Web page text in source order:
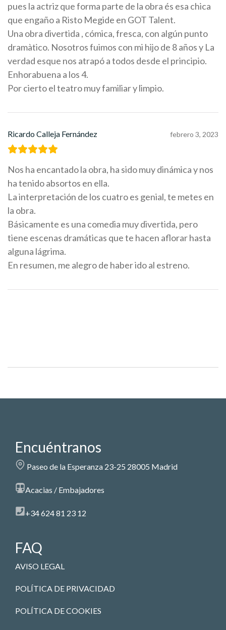
pues la actriz que forma parte de la obra és esa chica
que engaño a Risto Megide en GOT Talent.
Una obra divertida , cómica, fresca, con algún punto
dramàtico. Nosotros fuimos con mi hijo de 8 años y La
verdad esque nos atrapó a todos desde el principio.
Enhorabuena a los 4.
Por cierto el teatro muy familiar y limpio.
Ricardo Calleja Fernández febrero 3, 2023
Nos ha encantado la obra, ha sido muy dinámica y nos
ha tenido absortos en ella.
La interpretación de los cuatro es genial, te metes en
la obra.
Básicamente es una comedia muy divertida, pero
tiene escenas dramáticas que te hacen aflorar hasta
alguna lágrima.
En resumen, me alegro de haber ido al estreno.
Encuéntranos
Paseo de la Esperanza 23-25 28005 Madrid
Acacias / Embajadores
+34 624 81 23 12
FAQ
AVISO LEGAL
POLÍTICA DE PRIVACIDAD
POLÍTICA DE COOKIES